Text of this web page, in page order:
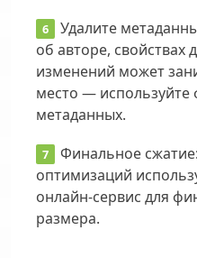
Удалите
об авторе, свойствах
изменений может
место — используйте
метаданных.
Финальное сжатие:
оптимизаций
онлайн-сервис для
размера.